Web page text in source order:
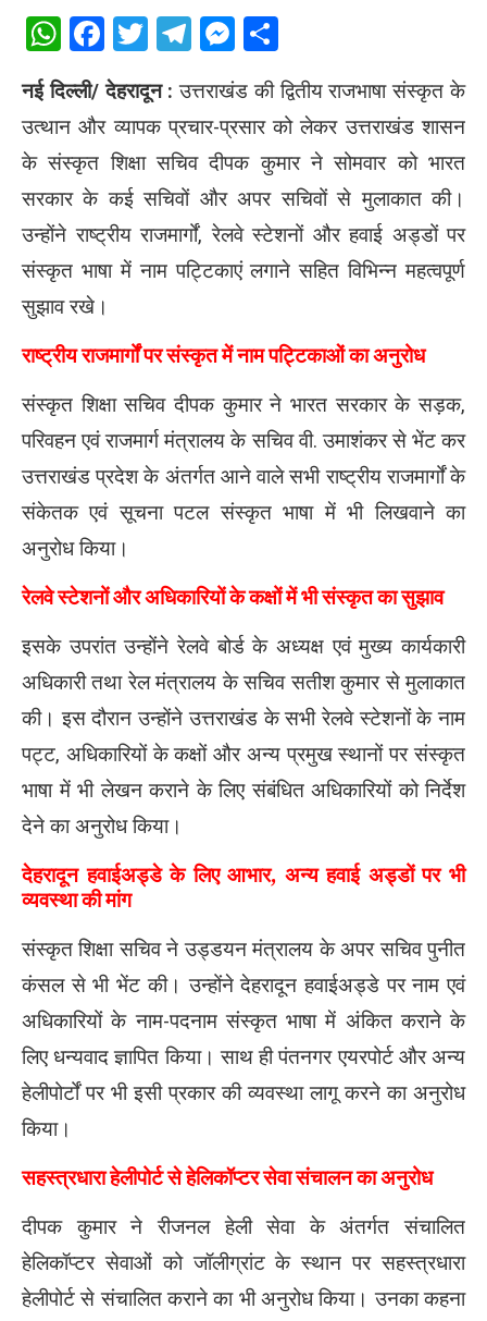
WhatsApp
Facebook
Twitter
Telegram
Messenger
नई दिल्ली/ देहरादून : उत्तराखंड की द्वितीय राजभाषा संस्कृत के
उत्थान और व्यापक प्रचार-प्रसार को लेकर उत्तराखंड शासन
के संस्कृत शिक्षा सचिव दीपक कुमार ने सोमवार को भारत
सरकार के कई सचिवों और अपर सचिवों से मुलाकात की।
उन्होंने राष्ट्रीय राजमार्गों, रेलवे स्टेशनों और हवाई अड्डों पर
संस्कृत भाषा में नाम पट्टिकाएं लगाने सहित विभिन्न महत्वपूर्ण
सुझाव रखे।
राष्ट्रीय राजमार्गों पर संस्कृत में नाम पट्टिकाओं का अनुरोध
संस्कृत शिक्षा सचिव दीपक कुमार ने भारत सरकार के सड़क,
परिवहन एवं राजमार्ग मंत्रालय के सचिववी. उमाशंकरसे भेंट कर
उत्तराखंड प्रदेश के अंतर्गत आने वाले सभी राष्ट्रीय राजमार्गों के
संकेतक एवं सूचना पटल संस्कृत भाषा में भी लिखवाने का
अनुरोध किया।
रेलवे स्टेशनों और अधिकारियों के कक्षों में भी संस्कृत का सुझाव
इसके उपरांत उन्होंने रेलवे बोर्ड के अध्यक्ष एवं मुख्य कार्यकारी
अधिकारी तथा रेल मंत्रालय के सचिवसतीश कुमारसे मुलाकात
की। इस दौरान उन्होंने उत्तराखंड के सभी रेलवे स्टेशनों के नाम
पट्ट, अधिकारियों के कक्षों और अन्य प्रमुख स्थानों पर संस्कृत
भाषा में भी लेखन कराने के लिए संबंधित अधिकारियों को निर्देश
देने का अनुरोध किया।
देहरादून हवाईअड्डे के लिए आभार, अन्य हवाई अड्डों पर भी
व्यवस्था की मांग
संस्कृत शिक्षा सचिव ने उड्डयन मंत्रालय के अपर सचिवपुनीत
कंसलसे भी भेंट की। उन्होंने देहरादून हवाईअड्डे पर नाम एवं
अधिकारियों के नाम-पदनाम संस्कृत भाषा में अंकित कराने के
लिए धन्यवाद ज्ञापित किया। साथ ही पंतनगर एयरपोर्ट और अन्य
हेलीपोर्टों पर भी इसी प्रकार की व्यवस्था लागू करने का अनुरोध
किया।
सहस्त्रधारा हेलीपोर्ट से हेलिकॉप्टर सेवा संचालन का अनुरोध
दीपक कुमार ने रीजनल हेली सेवा के अंतर्गत संचालित
हेलिकॉप्टर सेवाओं को जॉलीग्रांट के स्थान परसहस्त्रधारा
हेलीपोर्टसे संचालित कराने का भी अनुरोध किया। उनका कहना